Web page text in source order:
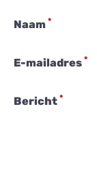
Naam *
E-mailadres *
Bericht *